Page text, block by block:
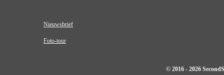
Nieuwsbrief
Foto-tour
© 2016 - 2026